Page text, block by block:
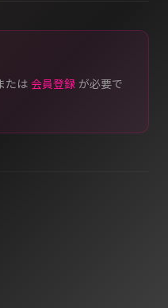
たは 会員登録 が必要で